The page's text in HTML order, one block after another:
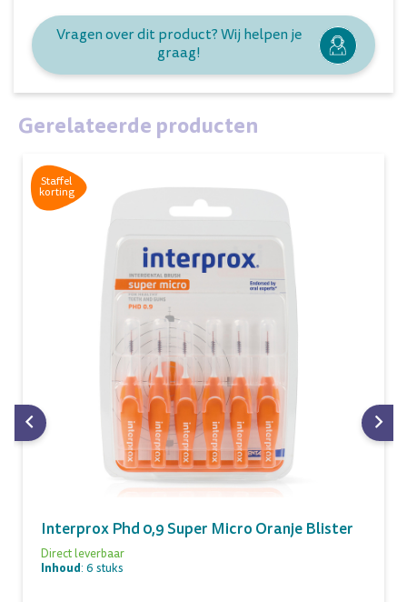
Vragen over dit product? Wij helpen je
graag!
Gerelateerde producten
Staffel
korting
Interprox Phd 0,9 Super Micro Oranje Blister
Direct leverbaar
Inhoud: 6 stuks